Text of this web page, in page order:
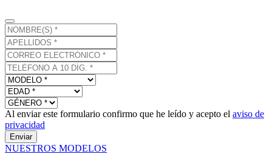
Al enviar este formulario confirmo que he leído y acepto el aviso de
privacidad
Enviar
NUESTROS MODELOS